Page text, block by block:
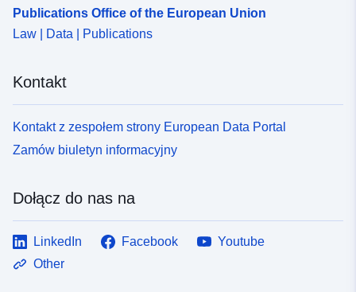
Publications Office of the European Union
Law | Data | Publications
Kontakt
Kontakt z zespołem strony European Data Portal
Zamów biuletyn informacyjny
Dołącz do nas na
LinkedIn Facebook
Youtube
Other